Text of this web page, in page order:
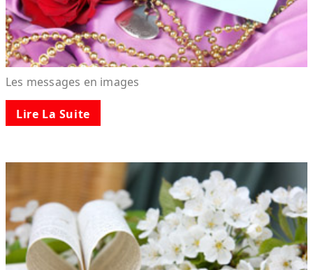
Les messages en images
Lire La Suite